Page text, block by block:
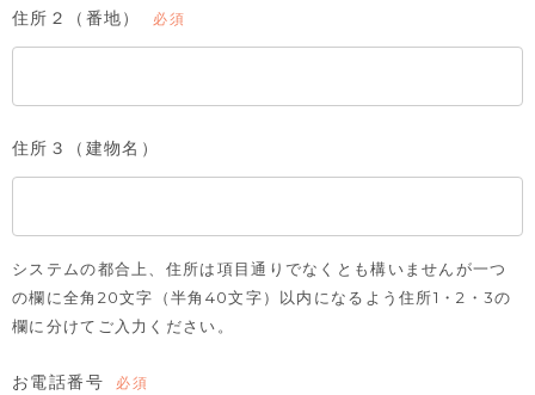
住所２（番地）
須)
住所３（建物名）
システムの都合上、住所は項目通りでなくとも構いませんが一つ
の欄に全角20文字（半角40文字）以内になるよう住所1・2・3の
欄に分けてご入力ください。
お電話番号